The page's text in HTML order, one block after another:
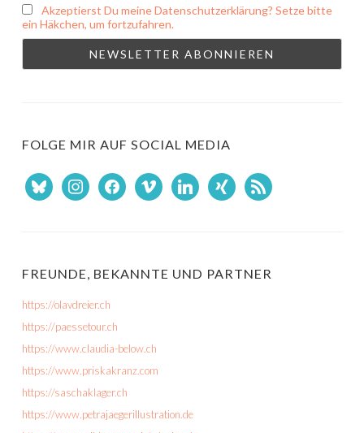
Akzeptierst Du meine Datenschutzerklärung? Setze bitte
ein Häkchen, um fortzufahren.
FOLGE MIR AUF SOCIAL MEDIA
bluesky instagramfacebookvimeo linkedin xing rss
FREUNDE, BEKANNTE UND PARTNER
https://olavdreier.ch
https://paessetour.ch
https://www.claudia-below.ch
https://www.priskakranz.com
https://saschaklager.ch
https://www.petrajaegerillustration.de